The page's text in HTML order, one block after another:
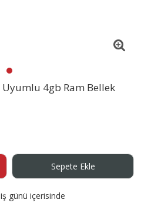
4gb Ram Bellek
Sepete Ekle
günü içerisinde